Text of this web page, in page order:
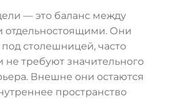
— это баланс между
отдельностоящими. Они
столешницей, часто
не требуют значительного
Внешне они остаются
пространство